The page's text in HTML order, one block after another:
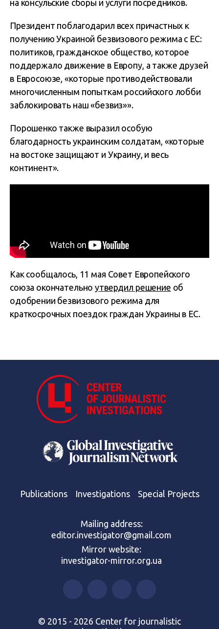
на консульские сборы и услуги посредников.
Президент поблагодарил всех причастных к
получению Украиной безвизового режима с ЕС:
политиков, гражданское общество, которое
поддержало движение в Европу, а также друзей
в Евросоюзе, «которые противодействовали
многочисленным попыткам российского лобби
заблокировать наш «безвиз»».
Порошенко также выразил особую
благодарность украинским солдатам, «которые
на востоке защищают и Украину, и весь
континент».
Как сообщалось, 11 мая Совет Европейского
союза окончательноутвердил решение об
одобрении безвизового режима для
краткосрочных поездок граждан Украины в ЕС.
Publications Investigations Special Projects
Mailing address:
editor.investigator@gmail.com
Mirror website:
investigator-mirror.org.ua
© 2015 - 2026 Center for journalistic